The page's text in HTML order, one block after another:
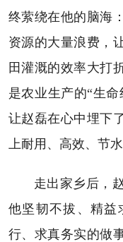
终萦绕在他的脑海
资源的大量浪费，
田灌溉的效率大打
是农业生产的“生命
让赵磊在心中埋下
上耐用、高效、节
走出家乡后，
他坚韧不拔、精益
行、求真务实的做